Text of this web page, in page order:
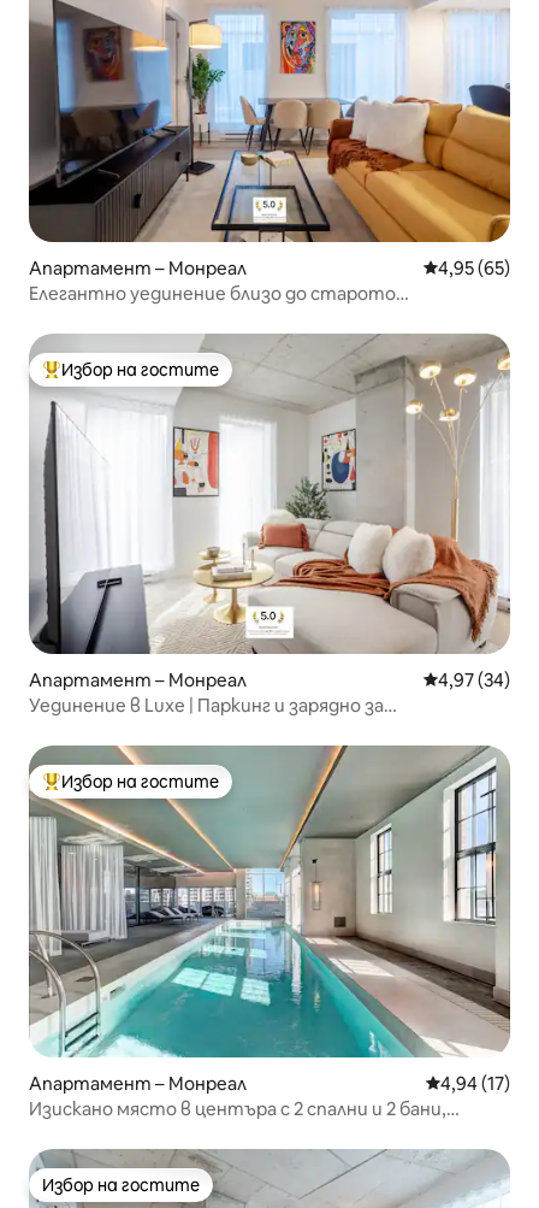
Апартамент – Монреал Средна
4,95 (65)
Елегантно уединение близо до старото
Най-популярен избор на гостите
Избор на гостите
Апартамент – Монреал Средна
4,97 (34)
Уединение в Luxe | Паркинг и зарядно за
Най-популярен избор на гостите
Избор на гостите
Апартамент – Монреал Средна
4,94 (17)
Изискано място в центъра с 2 спални и 2 бани,
Избор на гостите
Избор на гостите